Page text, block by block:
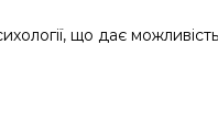
що дає